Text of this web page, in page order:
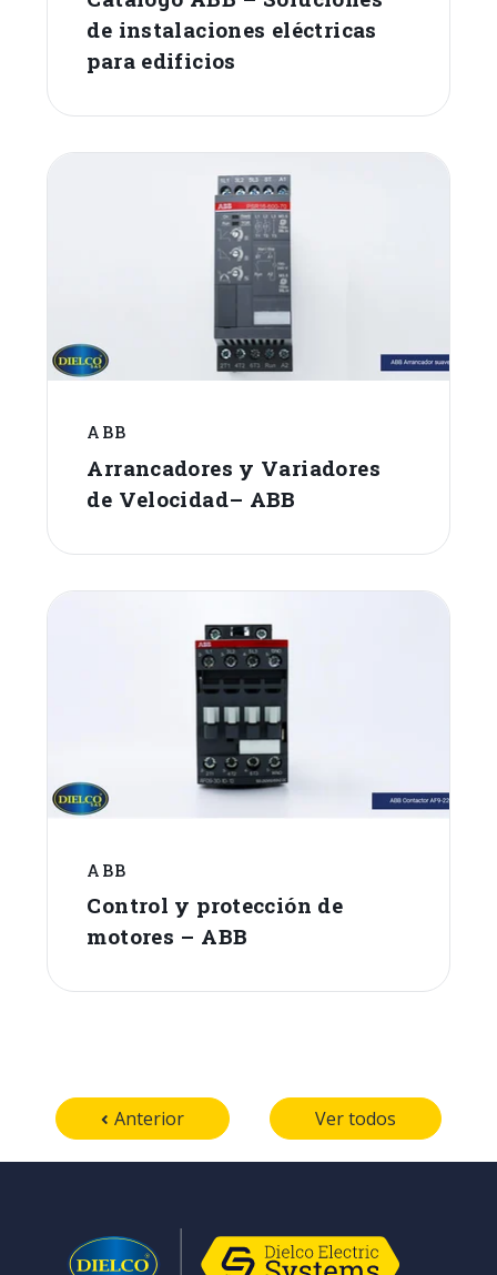
de instalaciones eléctricas
para edificios
ABB
Arrancadores y Variadores
de Velocidad– ABB
ABB
Control y protección de
motores – ABB
Anterior Ver todos